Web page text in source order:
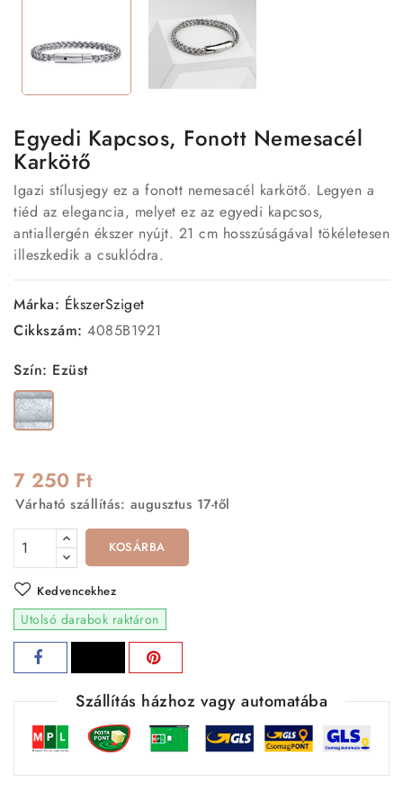
Egyedi Kapcsos, Fonott Nemesacél
Karkötő
Igazi stílusjegy ez a fonott nemesacél karkötő. Legyen a
tiéd az elegancia, melyet ez az egyedi kapcsos,
antiallergén ékszer nyújt. 21 cm hosszúságával tökéletesen
illeszkedik a csuklódra.
Márka: ÉkszerSziget
Cikkszám: 4085B1921
Szín: Ezüst
Ezüst
7 250 Ft
Várható szállítás: augusztus 17-től
KOSÁRBA
Kedvencekhez
Utolsó darabok raktáron
Szállítás házhoz vagy automatába